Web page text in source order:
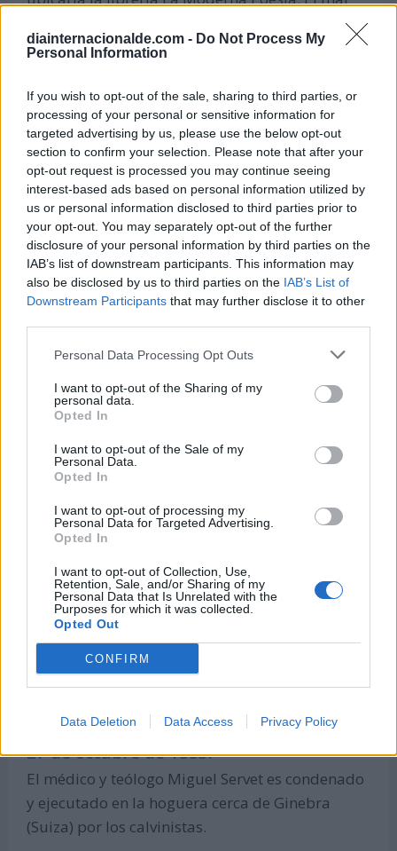
diainternacionalde.com - Do Not Process My
Personal Information
If you wish to opt-out of the sale, sharing to third parties, or
processing of your personal or sensitive information for
targeted advertising by us, please use the below opt-out
section to confirm your selection. Please note that after your
opt-out request is processed you may continue seeing
interest-based ads based on personal information utilized by
us or personal information disclosed to third parties prior to
your opt-out. You may separately opt-out of the further
disclosure of your personal information by third parties on the
IAB’s list of downstream participants. This information may
also be disclosed by us to third parties on the IAB’s List of
Downstream Participants that may further disclose it to other
Personal Data Processing Opt Outs
I want to opt-out of the Sharing of my
personal data.
Opted In
I want to opt-out of the Sale of my
Personal Data.
Opted In
I want to opt-out of processing my
Personal Data for Targeted Advertising.
Opted In
I want to opt-out of Collection, Use,
Retention, Sale, and/or Sharing of my
Personal Data that Is Unrelated with the
Purposes for which it was collected.
Opted Out
CONFIRM
Data Deletion Data Access Privacy Policy
fortalezas de la ciudad, dejando un saldo
27 de octubre de 1807:
Se firma el Tratado de Fontainebleau entre los
dirigentes Napoleón Bonaparte y Manuel
Godoy, por el que España permite la entrada del
ejército francés para atacar Portugal
conjuntamente.
27 de octubre de 1806:
En 1806, el ejército francés ocupa Berlín,
consolidando el poder de Napoleón Bonaparte
en Europa. Esta entrada simboliza la derrota de
guerras napoleónicas.
27 de octubre de 1795:
Se firma el tratado de San Lorenzo, también
navegación por los países de España y Estados
Unidos, para definir las fronteras entre los
Estados Unidos y los territorios españoles en
Norteamérica y regular los derechos de
navegación en el río Misisipi.
27 de octubre de 1682:
Se funda la ciudad de Filadelfia, en Pensilvania
27 de octubre de 1553:
El médico y teólogo Miguel Servet es condenado
y ejecutado en la hoguera cerca de Ginebra
(Suiza) por los calvinistas.